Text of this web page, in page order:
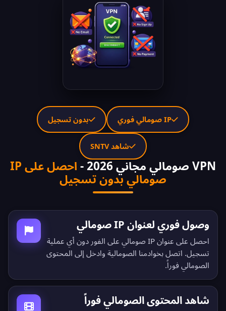
VPN صومالي مجاني 2026 -
احصل على IP
صومالي بدون تسجيل
وصول فوري لعنوان IP صومالي
احصل على عنوان IP صومالي على الفور دون أي عملية
تسجيل. اتصل بخوادمنا الصومالية وادخل إلى المحتوى
الصومالي فوراً.
شاهد المحتوى الصومالي فوراً
IP صومالي فوري بدون تسجيل
شاهد SNTV